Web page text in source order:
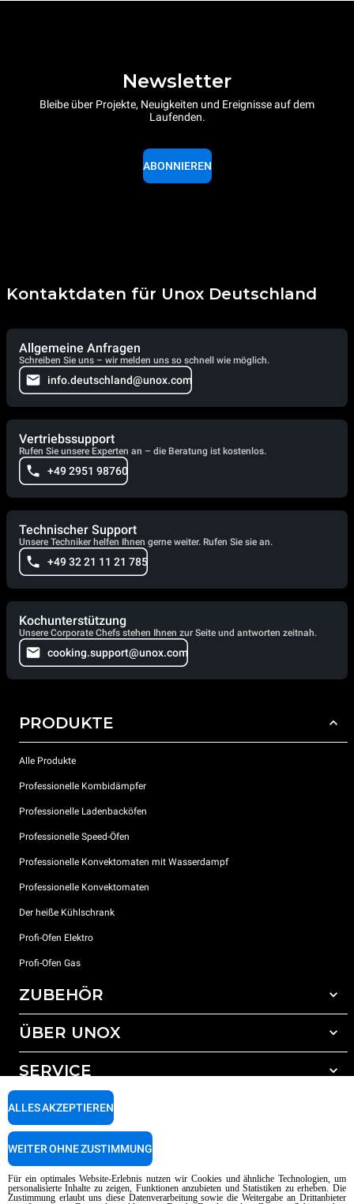
Newsletter
Bleibe über Projekte, Neuigkeiten und Ereignisse auf dem
Laufenden.
ABONNIEREN
Kontaktdaten für Unox Deutschland
Allgemeine Anfragen
Schreiben Sie uns – wir melden uns so schnell wie möglich.
info.deutschland@unox.com
Vertriebssupport
Rufen Sie unsere Experten an – die Beratung ist kostenlos.
+49 2951 98760
Technischer Support
Unsere Techniker helfen Ihnen gerne weiter. Rufen Sie sie an.
+49 32 21 11 21 785
Kochunterstützung
Unsere Corporate Chefs stehen Ihnen zur Seite und antworten zeitnah.
cooking.support@unox.com
PRODUKTE
Alle Produkte
Professionelle Kombidämpfer
Professionelle Ladenbacköfen
Professionelle Speed-Öfen
Professionelle Konvektomaten mit Wasserdampf
Professionelle Konvektomaten
Der heiße Kühlschrank
Profi-Ofen Elektro
Profi-Ofen Gas
ZUBEHÖR
Gesamtes Zubehör
Wasseraufbereitung mit Kunstharzfiltern
Wasseraufbereitung durch Umkehrosmose
ÜBER UNOX
Unsere Standorte weltweit
SERVICE
Unox garantie
Händler Suche
Copyright 2026 UNOX SpA Alle Rechte vorbehalten. Reg. Imp. Padova n °
Für ein optimales Website-Erlebnis nutzen wir Cookies und ähnliche Technologien, um
personalisierte Inhalte zu zeigen, Funktionen anzubieten und Statistiken zu erheben. Die
Zustimmung erlaubt uns diese Datenverarbeitung sowie die Weitergabe an Drittanbieter
ALLES AKZEPTIEREN
WEITER OHNE ZUSTIMMUNG